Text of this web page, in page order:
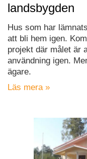
landsbygden
Hus som har
att bli hem igen.
projekt där målet är
användning igen.
ägare.
Läs mera »